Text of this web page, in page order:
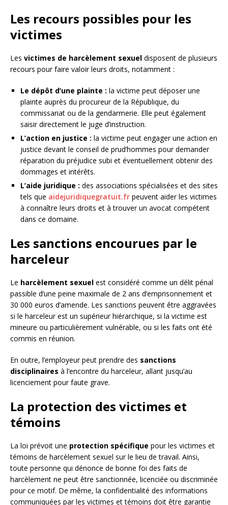
Les recours possibles pour les
victimes
Les victimes de harcèlement sexuel disposent de plusieurs
recours pour faire valoir leurs droits, notamment :
Le dépôt d’une plainte : la victime peut déposer une
plainte auprès du procureur de la République, du
commissariat ou de la gendarmerie. Elle peut également
saisir directement le juge d’instruction.
L’action en justice : la victime peut engager une action en
justice devant le conseil de prud’hommes pour demander
réparation du préjudice subi et éventuellement obtenir des
dommages et intérêts.
L’aide juridique : des associations spécialisées et des sites
tels que aidejuridiquegratuit.fr peuvent aider les victimes
à connaître leurs droits et à trouver un avocat compétent
dans ce domaine.
Les sanctions encourues par le
harceleur
Le harcèlement sexuel est considéré comme un délit pénal
passible d’une peine maximale de 2 ans d’emprisonnement et
30 000 euros d’amende. Les sanctions peuvent être aggravées
si le harceleur est un supérieur hiérarchique, si la victime est
mineure ou particulièrement vulnérable, ou si les faits ont été
commis en réunion.
En outre, l’employeur peut prendre des sanctions
disciplinaires à l’encontre du harceleur, allant jusqu’au
licenciement pour faute grave.
La protection des victimes et
témoins
La loi prévoit une protection spécifique pour les victimes et
témoins de harcèlement sexuel sur le lieu de travail. Ainsi,
toute personne qui dénonce de bonne foi des faits de
harcèlement ne peut être sanctionnée, licenciée ou discriminée
pour ce motif. De même, la confidentialité des informations
communiquées par les victimes et témoins doit être garantie